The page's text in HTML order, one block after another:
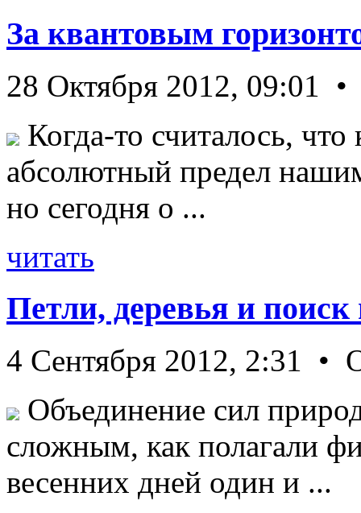
За квантовым
28 Октября 2012, 09:01
Когда-то считалось, что
абсолютный предел
но сегодня о ...
читать
Петли, деревья и
4 Сентября 2012, 2:31 •
Объединение сил
сложным, как полагали
весенних дней один и ...